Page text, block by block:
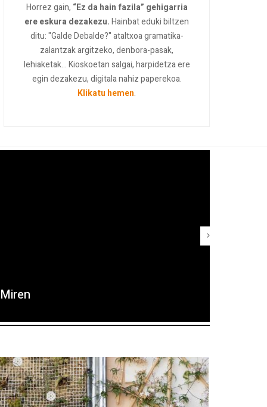
Horrez gain, “Ez da hain fazila” gehigarria
ere eskura dezakezu.Hainbat eduki biltzen
ditu: "Galde Debalde?" ataltxoa gramatika-
zalantzak argitzeko, denbora-pasak,
lehiaketak... Kioskoetan salgai, harpidetza ere
egin dezakezu, digitala nahiz paperekoa.
Klikatu hemen.
Miren